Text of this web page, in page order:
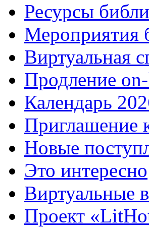
Ресурсы
Мероприятия
Виртуальная
Продление
Календарь
Приглашение
Новые
Это интересно
Виртуальные
Проект